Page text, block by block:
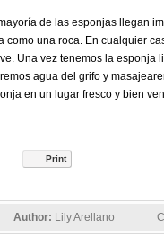
de las esponjas llegan
como una roca. En cualquier
Una vez tenemos la esponja
agua del grifo y
en un lugar fresco y bien
Print
Author: Lily Arellano